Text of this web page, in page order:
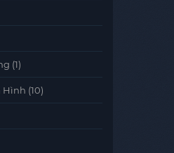
(1)
Hình (10)